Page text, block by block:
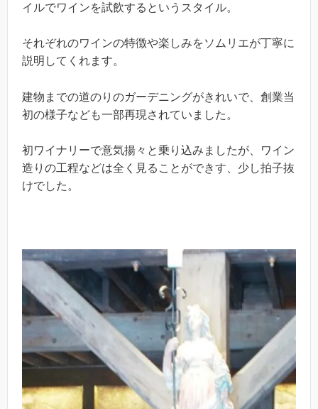
イルでワインを試飲するというスタイル。
それぞれのワインの特徴や楽しみをソムリエが丁寧に
説明してくれます。
建物までの道のりのガーデニングがきれいで、創業当
初の様子なども一部再現されていました。
初ワイナリーで意気揚々と乗り込みましたが、ワイン
造りの工程などは全く見ることができす、少し拍子抜
けでした。